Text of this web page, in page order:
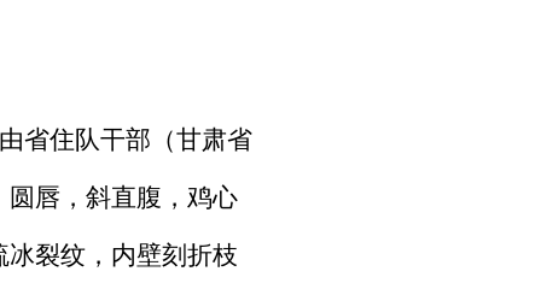
省住队干部（甘肃省
唇，斜直腹，鸡心
裂纹，内壁刻折枝